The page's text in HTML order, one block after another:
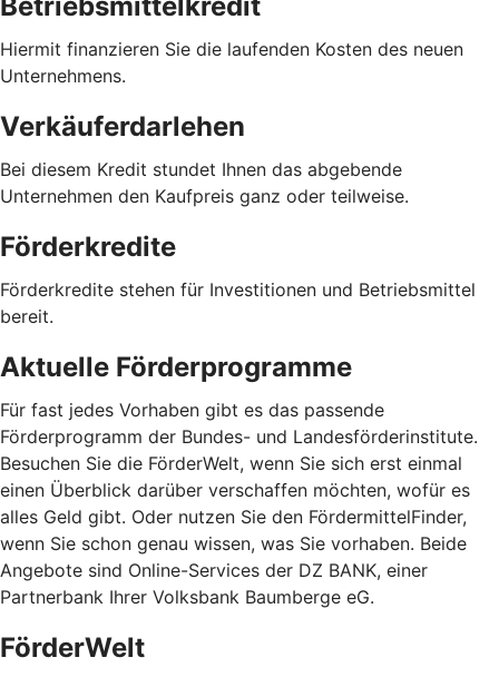
Hiermit finanzieren Sie die laufenden Kosten des neuen
Unternehmens.
Verkäuferdarlehen
Bei diesem Kredit stundet Ihnen das abgebende
Unternehmen den Kaufpreis ganz oder teilweise.
Förderkredite
Förderkredite stehen für Investitionen und Betriebsmittel
bereit.
Aktuelle Förderprogramme
Für fast jedes Vorhaben gibt es das passende
Förderprogramm der Bundes- und Landesförderinstitute.
Besuchen Sie die FörderWelt, wenn Sie sich erst einmal
einen Überblick darüber verschaffen möchten, wofür es
alles Geld gibt. Oder nutzen Sie den FördermittelFinder,
wenn Sie schon genau wissen, was Sie vorhaben. Beide
Angebote sind Online-Services der DZ BANK, einer
Partnerbank Ihrer Volksbank Baumberge eG.
FörderWelt